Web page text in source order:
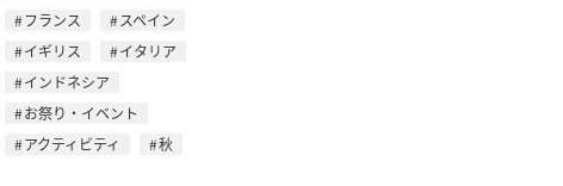
フランス
スペイン
イギリス
イタリア
インドネシア
お祭り・イベント
アクティビティ
秋